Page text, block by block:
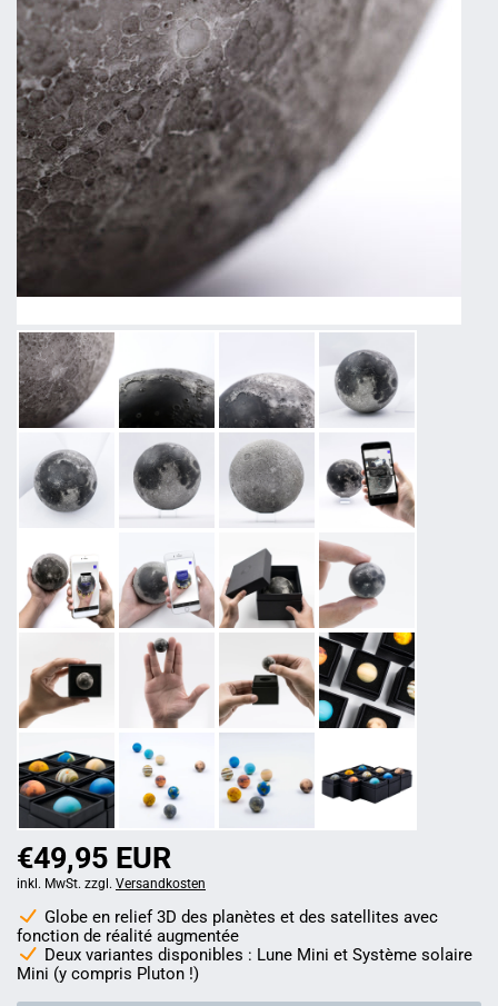
€49,95 EUR
inkl. MwSt. zzgl. Versandkosten
Globe en relief 3D des planètes et des satellites avec
fonction de réalité augmentée
Deux variantes disponibles : Lune Mini et Système solaire
Mini (y compris Pluton !)